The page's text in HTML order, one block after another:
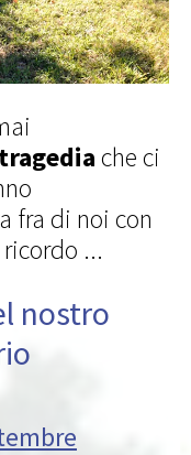
che ci
fra di noi con
...
nostro